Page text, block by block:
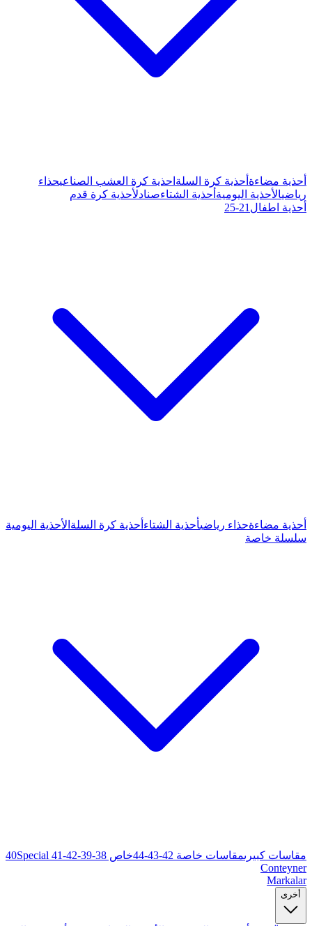
احذية كرة العشب الصناعيحذاء
صنادلأحذية كرة قدم
أحذية كرة السلةالأحذية اليومية
خاص 38-39-40 Special 41-42